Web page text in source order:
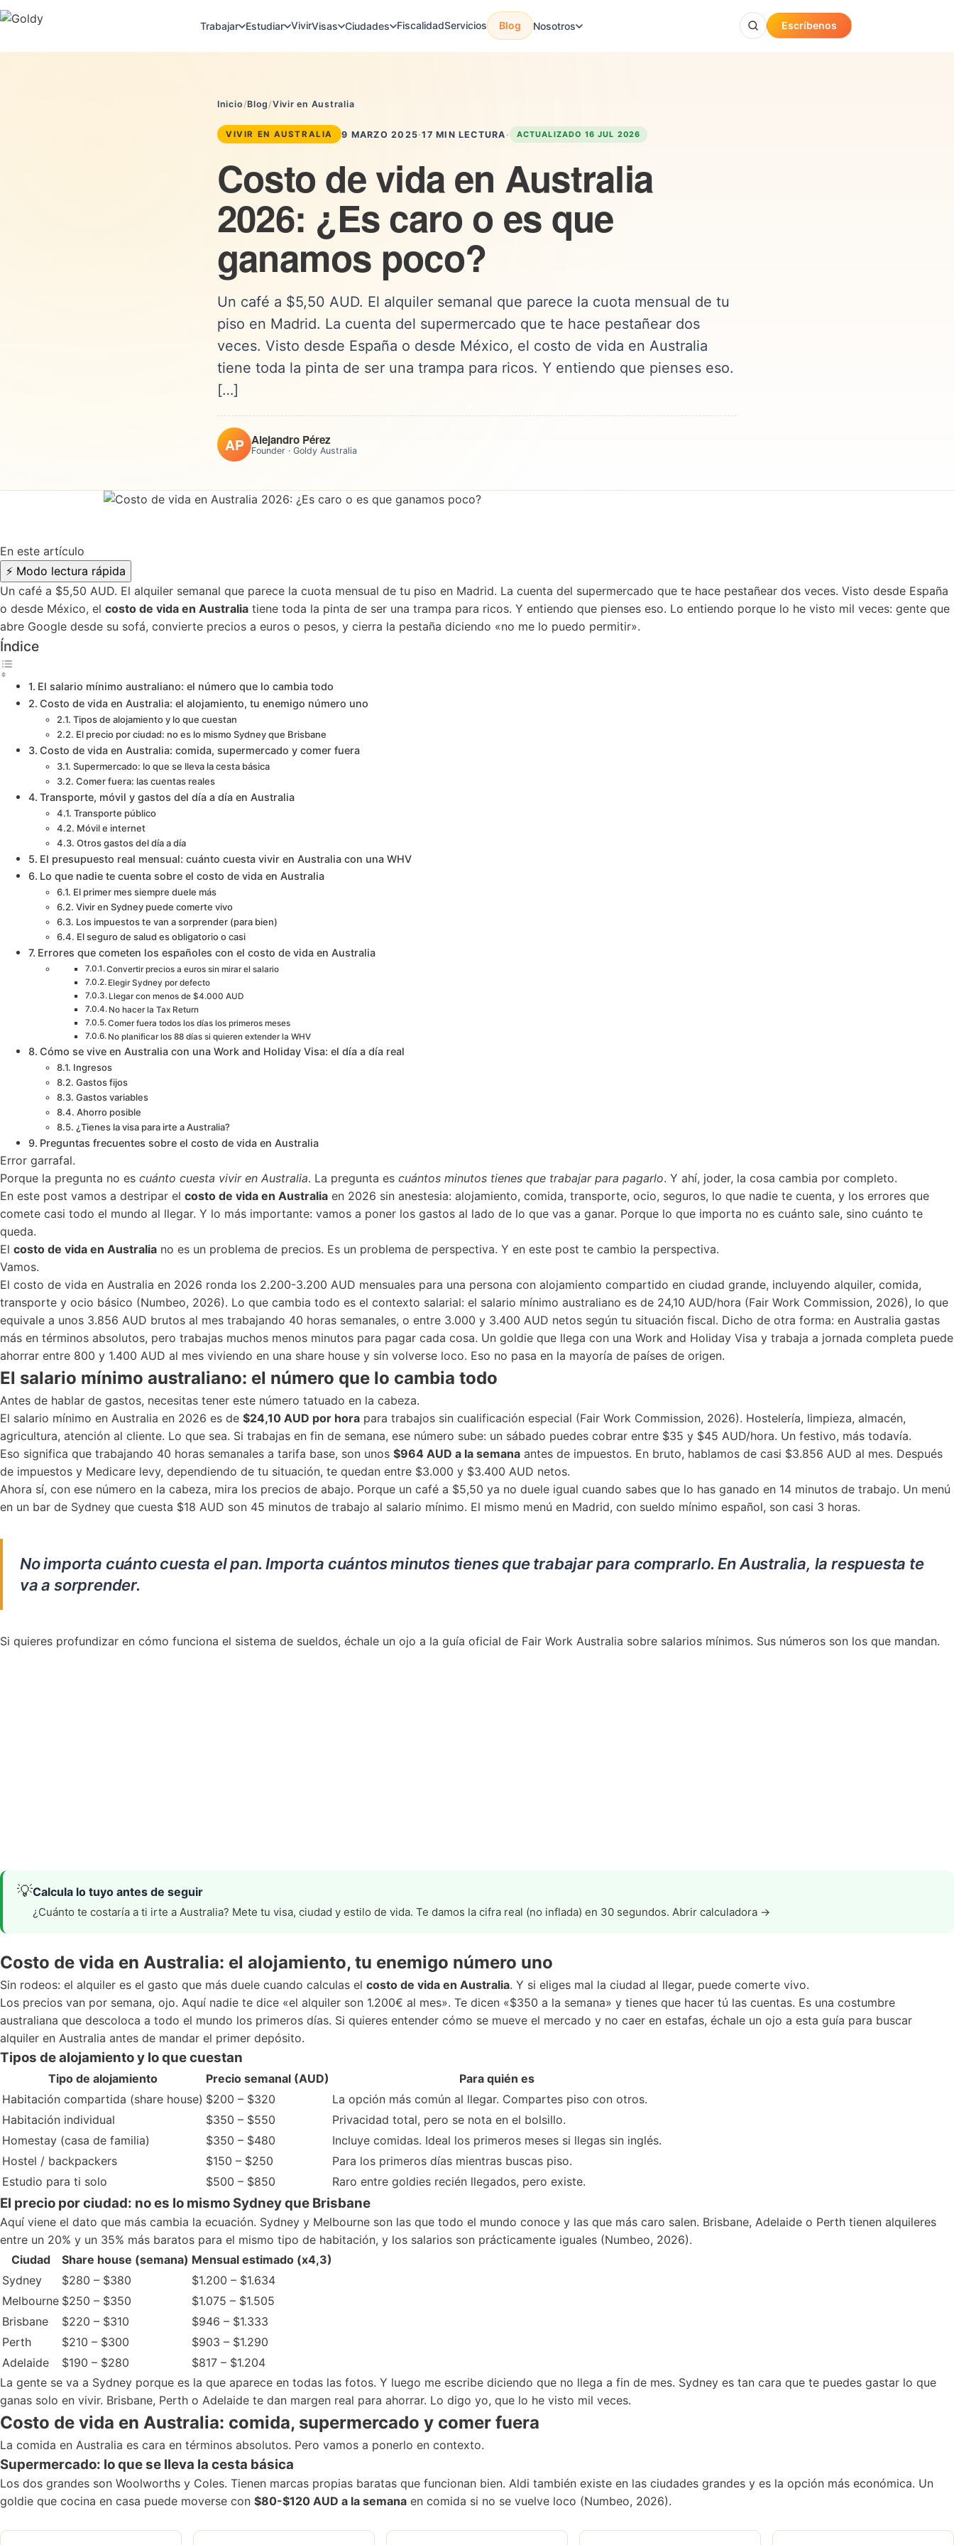
Trabajar Estudiar VivirVisas Ciudades FiscalidadServicios Blog Nosotros Escríbenos
Inicio /Blog /Vivir en Australia
VIVIR EN AUSTRALIA 9 MARZO 2025·17 MIN LECTURA · ACTUALIZADO 16 JUL 2026
Costo de vida en Australia
2026: ¿Es caro o es que
ganamos poco?
Un café a $5,50 AUD. El alquiler semanal que parece la cuota mensual de tu
piso en Madrid. La cuenta del supermercado que te hace pestañear dos
veces. Visto desde España o desde México, el costo de vida en Australia
tiene toda la pinta de ser una trampa para ricos. Y entiendo que pienses eso.
[…]
AP Alejandro Pérez
Founder · Goldy Australia
En este artículo
⚡ Modo lectura rápida
Un café a $5,50 AUD. El alquiler semanal que parece la cuota mensual de tu piso en Madrid. La cuenta del supermercado que te hace pestañear dos veces. Visto desde España
o desde México, el costo de vida en Australia tiene toda la pinta de ser una trampa para ricos. Y entiendo que pienses eso. Lo entiendo porque lo he visto mil veces: gente que
abre Google desde su sofá, convierte precios a euros o pesos, y cierra la pestaña diciendo «no me lo puedo permitir».
Índice
El salario mínimo australiano: el número que lo cambia todo
Costo de vida en Australia: el alojamiento, tu enemigo número uno
Tipos de alojamiento y lo que cuestan
El precio por ciudad: no es lo mismo Sydney que Brisbane
Costo de vida en Australia: comida, supermercado y comer fuera
Supermercado: lo que se lleva la cesta básica
Comer fuera: las cuentas reales
Transporte, móvil y gastos del día a día en Australia
Transporte público
Móvil e internet
Otros gastos del día a día
El presupuesto real mensual: cuánto cuesta vivir en Australia con una WHV
Lo que nadie te cuenta sobre el costo de vida en Australia
El primer mes siempre duele más
Vivir en Sydney puede comerte vivo
Los impuestos te van a sorprender (para bien)
El seguro de salud es obligatorio o casi
Errores que cometen los españoles con el costo de vida en Australia
Convertir precios a euros sin mirar el salario
Elegir Sydney por defecto
Llegar con menos de $4.000 AUD
No hacer la Tax Return
Comer fuera todos los días los primeros meses
No planificar los 88 días si quieren extender la WHV
Cómo se vive en Australia con una Work and Holiday Visa: el día a día real
Ingresos
Gastos fijos
Gastos variables
Ahorro posible
¿Tienes la visa para irte a Australia?
Preguntas frecuentes sobre el costo de vida en Australia
Error garrafal.
Porque la pregunta no es cuánto cuesta vivir en Australia. La pregunta es cuántos minutos tienes que trabajar para pagarlo. Y ahí, joder, la cosa cambia por completo.
En este post vamos a destripar el costo de vida en Australia en 2026 sin anestesia: alojamiento, comida, transporte, ocio, seguros, lo que nadie te cuenta, y los errores que
comete casi todo el mundo al llegar. Y lo más importante: vamos a poner los gastos al lado de lo que vas a ganar. Porque lo que importa no es cuánto sale, sino cuánto te
queda.
El costo de vida en Australia no es un problema de precios. Es un problema de perspectiva. Y en este post te cambio la perspectiva.
Vamos.
El costo de vida en Australia en 2026 ronda los 2.200-3.200 AUD mensuales para una persona con alojamiento compartido en ciudad grande, incluyendo alquiler, comida,
transporte y ocio básico (Numbeo, 2026). Lo que cambia todo es el contexto salarial: el salario mínimo australiano es de 24,10 AUD/hora (Fair Work Commission, 2026), lo que
equivale a unos 3.856 AUD brutos al mes trabajando 40 horas semanales, o entre 3.000 y 3.400 AUD netos según tu situación fiscal. Dicho de otra forma: en Australia gastas
más en términos absolutos, pero trabajas muchos menos minutos para pagar cada cosa. Un goldie que llega con una Work and Holiday Visa y trabaja a jornada completa puede
ahorrar entre 800 y 1.400 AUD al mes viviendo en una share house y sin volverse loco. Eso no pasa en la mayoría de países de origen.
El salario mínimo australiano: el número que lo cambia todo
Antes de hablar de gastos, necesitas tener este número tatuado en la cabeza.
El salario mínimo en Australia en 2026 es de $24,10 AUD por hora para trabajos sin cualificación especial (Fair Work Commission, 2026). Hostelería, limpieza, almacén,
agricultura, atención al cliente. Lo que sea. Si trabajas en fin de semana, ese número sube: un sábado puedes cobrar entre $35 y $45 AUD/hora. Un festivo, más todavía.
Eso significa que trabajando 40 horas semanales a tarifa base, son unos $964 AUD a la semana antes de impuestos. En bruto, hablamos de casi $3.856 AUD al mes. Después
de impuestos y Medicare levy, dependiendo de tu situación, te quedan entre $3.000 y $3.400 AUD netos.
Ahora sí, con ese número en la cabeza, mira los precios de abajo. Porque un café a $5,50 ya no duele igual cuando sabes que lo has ganado en 14 minutos de trabajo. Un menú
en un bar de Sydney que cuesta $18 AUD son 45 minutos de trabajo al salario mínimo. El mismo menú en Madrid, con sueldo mínimo español, son casi 3 horas.
No importa cuánto cuesta el pan. Importa cuántos minutos tienes que trabajar para comprarlo. En Australia, la respuesta te
va a sorprender.
Si quieres profundizar en cómo funciona el sistema de sueldos, échale un ojo a la guía oficial de Fair Work Australia sobre salarios mínimos. Sus números son los que mandan.
💡Calcula lo tuyo antes de seguir
¿Cuánto te costaría a ti irte a Australia? Mete tu visa, ciudad y estilo de vida. Te damos la cifra real (no inflada) en 30 segundos. Abrir calculadora →
Costo de vida en Australia: el alojamiento, tu enemigo número uno
Sin rodeos: el alquiler es el gasto que más duele cuando calculas el costo de vida en Australia. Y si eliges mal la ciudad al llegar, puede comerte vivo.
Los precios van por semana, ojo. Aquí nadie te dice «el alquiler son 1.200€ al mes». Te dicen «$350 a la semana» y tienes que hacer tú las cuentas. Es una costumbre
australiana que descoloca a todo el mundo los primeros días. Si quieres entender cómo se mueve el mercado y no caer en estafas, échale un ojo a esta guía para buscar
alquiler en Australia antes de mandar el primer depósito.
Tipos de alojamiento y lo que cuestan
Tipo de alojamiento Precio semanal (AUD)
Para quién es
Habitación compartida (share house) $200 – $320
La opción más común al llegar. Compartes piso con otros.
Habitación individual
$350 – $550
Privacidad total, pero se nota en el bolsillo.
Homestay (casa de familia)
$350 – $480
Incluye comidas. Ideal los primeros meses si llegas sin inglés.
Hostel / backpackers
$150 – $250
Para los primeros días mientras buscas piso.
Estudio para ti solo
$500 – $850 Raro entre goldies recién llegados, pero existe.
El precio por ciudad: no es lo mismo Sydney que Brisbane
Aquí viene el dato que más cambia la ecuación. Sydney y Melbourne son las que todo el mundo conoce y las que más caro salen. Brisbane, Adelaide o Perth tienen alquileres
entre un 20% y un 35% más baratos para el mismo tipo de habitación, y los salarios son prácticamente iguales (Numbeo, 2026).
Ciudad
Share house (semana) Mensual estimado (x4,3)
Sydney
$280 – $380
$1.200 – $1.634
Melbourne $250 – $350
$1.075 – $1.505
Brisbane
$220 – $310
$946 – $1.333
Perth
$210 – $300
$903 – $1.290
Adelaide
$190 – $280
$817 – $1.204
La gente se va a Sydney porque es la que aparece en todas las fotos. Y luego me escribe diciendo que no llega a fin de mes. Sydney es tan cara que te puedes gastar lo que
ganas solo en vivir. Brisbane, Perth o Adelaide te dan margen real para ahorrar. Lo digo yo, que lo he visto mil veces.
Costo de vida en Australia: comida, supermercado y comer fuera
La comida en Australia es cara en términos absolutos. Pero vamos a ponerlo en contexto.
Supermercado: lo que se lleva la cesta básica
Los dos grandes son Woolworths y Coles. Tienen marcas propias baratas que funcionan bien. Aldi también existe en las ciudades grandes y es la opción más económica. Un
goldie que cocina en casa puede moverse con $80-$120 AUD a la semana en comida si no se vuelve loco (Numbeo, 2026).